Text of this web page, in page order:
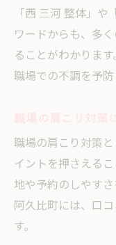
「西 三河 整体」
ワードからも、多
ることがわかりま
職場での不調を予防
職場の肩こり対策
イントを押さえる
地や予約のしやす
阿久比町には、口
す。